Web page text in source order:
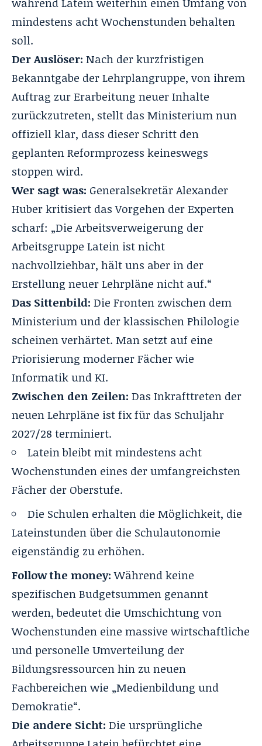
mindestens acht Wochenstunden behalten
soll.
Der Auslöser: Nach der kurzfristigen
Bekanntgabe der Lehrplangruppe, von ihrem
Auftrag zur Erarbeitung neuer Inhalte
zurückzutreten, stellt das Ministerium nun
offiziell klar, dass dieser Schritt den
geplanten Reformprozess keineswegs
stoppen wird.
Wer sagt was: Generalsekretär Alexander
Huber kritisiert das Vorgehen der Experten
scharf: „Die Arbeitsverweigerung der
Arbeitsgruppe Latein ist nicht
nachvollziehbar, hält uns aber in der
Erstellung neuer Lehrpläne nicht auf.“
Das Sittenbild: Die Fronten zwischen dem
Ministerium und der klassischen Philologie
scheinen verhärtet. Man setzt auf eine
Priorisierung moderner Fächer wie
Informatik und KI.
Zwischen den Zeilen: Das Inkrafttreten der
neuen Lehrpläne ist fix für das Schuljahr
2027/28 terminiert.
Latein bleibt mit mindestens acht
Wochenstunden eines der umfangreichsten
Fächer der Oberstufe.
Die Schulen erhalten die Möglichkeit, die
Lateinstunden über die Schulautonomie
eigenständig zu erhöhen.
Follow the money:Während keine
spezifischen Budgetsummen genannt
werden, bedeutet die Umschichtung von
Wochenstunden eine massive wirtschaftliche
und personelle Umverteilung der
Bildungsressourcen hin zu neuen
Fachbereichen wie „Medienbildung und
Demokratie“.
Die andere Sicht: Die ursprüngliche